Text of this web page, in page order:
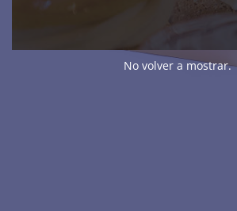
No volver a mostrar.